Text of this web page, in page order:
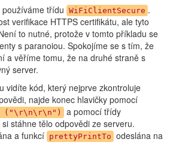
třídu WiFiClientSecure .
verifikace HTTPS certifikátu, ale tyto
to nutné, protože v tomto příkladu se
s paranoiou. Spokojíme se s tím, že
a věříme tomu, že na druhé straně s
server.
vidíte kód, který nejprve zkontroluje
najde konec hlavičky pomocí
("\r\n\r\n") a pomocí třídy
si stáhne tělo odpovědi ze serveru.
a funkcí prettyPrintTo odeslána na